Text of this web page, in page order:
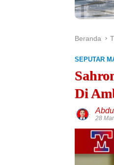
Beranda
SEPUTAR
Di
28